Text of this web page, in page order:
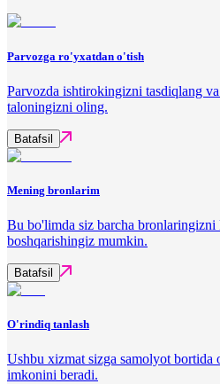
Parvozga ro'yxatdan o'tish
Parvozda ishtirokingizni tasdiqlang
taloningizni oling.
Batafsil
Mening bronlarim
Bu bo'limda siz barcha bronlaringizni
boshqarishingiz mumkin.
Batafsil
O'rindiq tanlash
Ushbu xizmat sizga samolyot bortida
imkonini beradi.